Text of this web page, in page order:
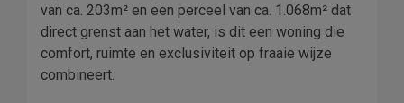
van ca. 203m² en een perceel van ca. 1.068m² dat
direct grenst aan het water, is dit een woning die
comfort, ruimte en exclusiviteit op fraaie wijze
combineert.